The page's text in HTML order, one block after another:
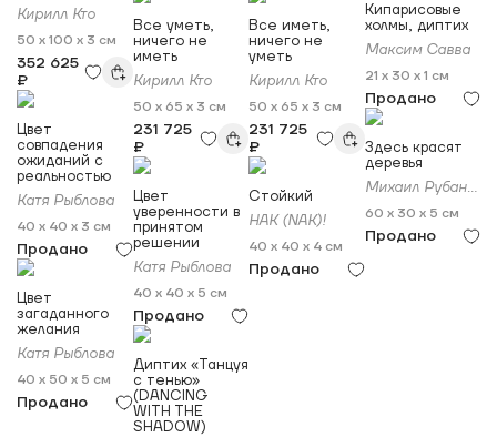
Кирилл Кто
50 x 100 x 3 см
352 625
₽
Цвет
совпадения
ожиданий с
реальностью
Катя Рыблова
40 x 40 x 3 см
Продано
Цвет
загаданного
желания
Катя Рыблова
40 x 50 x 5 см
Продано
Все уметь,
ничего не
иметь
Кирилл Кто
50 x 65 x 3 см
231 725
₽
Цвет
уверенности в
принятом
решении
Катя Рыблова
40 x 40 x 5 см
Продано
Диптих «Танцуя
с тенью»
(DANCING
WITH THE
SHADOW)
Все иметь,
ничего не
уметь
Кирилл Кто
50 x 65 x 3 см
231 725
₽
Стойкий
НАК (NAK)!
40 x 40 x 4 см
Продано
Кипарисовые
холмы, диптих
Максим Савва
21 x 30 x 1 см
Продано
Здесь красят
деревья
Михаил Рубанков
60 x 30 x 5 см
Продано